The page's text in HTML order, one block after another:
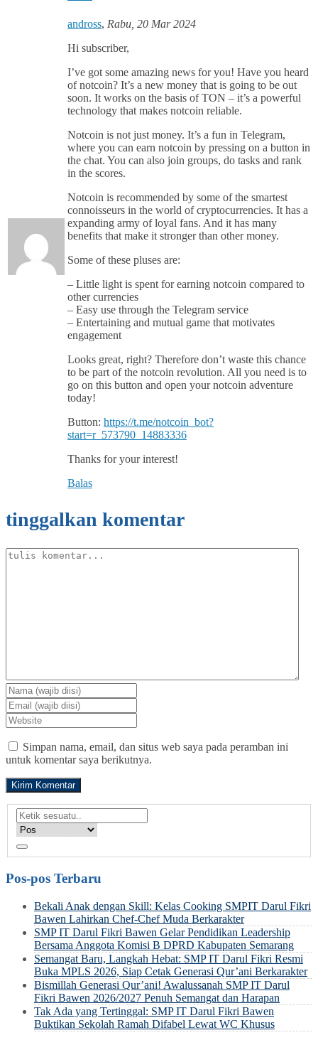
andross, Rabu, 20 Mar 2024
Hi subscriber,
I’ve got some amazing news for you! Have you heard
of notcoin? It’s a new money that is going to be out
soon. It works on the basis of TON – it’s a powerful
technology that makes notcoin reliable.
Notcoin is not just money. It’s a fun in Telegram,
where you can earn notcoin by pressing on a button in
the chat. You can also join groups, do tasks and rank
in the scores.
Notcoin is recommended by some of the smartest
connoisseurs in the world of cryptocurrencies. It has a
expanding army of loyal fans. And it has many
benefits that make it stronger than other money.
Some of these pluses are:
– Little light is spent for earning notcoin compared to
other currencies
– Easy use through the Telegram service
– Entertaining and mutual game that motivates
engagement
Looks great, right? Therefore don’t waste this chance
to be part of the notcoin revolution. All you need is to
go on this button and open your notcoin adventure
today!
Button: https://t.me/notcoin_bot?
start=r_573790_14883336
Thanks for your interest!
Balas
tinggalkan komentar
Simpan nama, email, dan situs web saya pada peramban ini
untuk komentar saya berikutnya.
Pos-pos Terbaru
Bekali Anak dengan Skill: Kelas Cooking SMPIT Darul Fikri
Bawen Lahirkan Chef-Chef Muda Berkarakter
SMP IT Darul Fikri Bawen Gelar Pendidikan Leadership
Bersama Anggota Komisi B DPRD Kabupaten Semarang
Semangat Baru, Langkah Hebat: SMP IT Darul Fikri Resmi
Buka MPLS 2026, Siap Cetak Generasi Qur’ani Berkarakter
Bismillah Generasi Qur’ani! Awalussanah SMP IT Darul
Fikri Bawen 2026/2027 Penuh Semangat dan Harapan
Tak Ada yang Tertinggal: SMP IT Darul Fikri Bawen
Buktikan Sekolah Ramah Difabel Lewat WC Khusus